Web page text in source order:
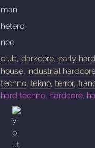
man
hetero
nee
club,darkcore,early
house, industrial
techno,tekno,terror,
hard techno, hardcore,